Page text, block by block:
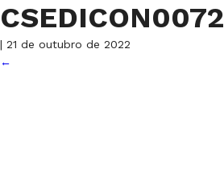
CSEDICON0072
| 21 de outubro de 2022
←